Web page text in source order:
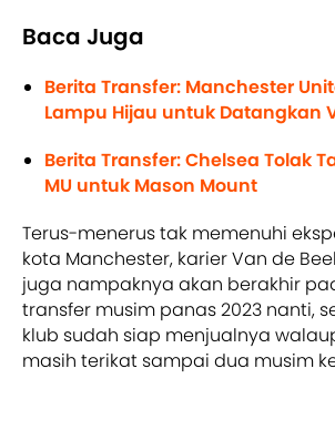
Baca Juga
Berita Transfer: Manchester
Lampu Hijau untuk Datangkan
Berita Transfer: Chelsea Tolak
MU untuk Mason Mount
Terus-menerus tak memenuhi
kota Manchester, karier Van de
juga nampaknya akan berakhir
transfer musim panas 2023 nanti,
klub sudah siap menjualnya
masih terikat sampai dua musim